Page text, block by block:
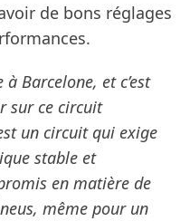
de bons réglages
Barcelone, et c’est
sur ce circuit
un circuit qui exige
stable et
en matière de
même pour un